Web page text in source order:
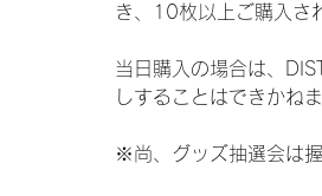
き、10枚以上ご購入さ
当日購入の場合は、
しすることはできかねま
※尚、グッズ抽選会は